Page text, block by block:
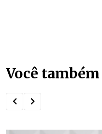
Você